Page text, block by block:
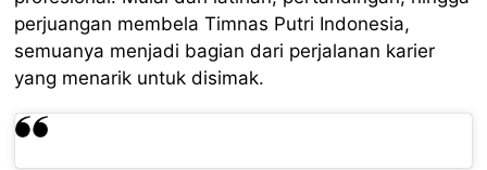
perjuangan membela Timnas Putri Indonesia,
semuanya menjadi bagian dari perjalanan karier
yang menarik untuk disimak.